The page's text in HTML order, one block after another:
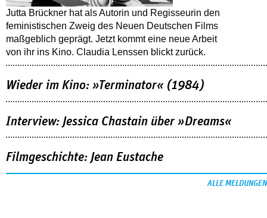
Jutta Brückner hat als Autorin und Regisseurin den
feministischen Zweig des Neuen Deutschen Films
maßgeblich geprägt. Jetzt kommt eine neue Arbeit
von ihr ins Kino. Claudia Lenssen blickt zurück.
Wieder im Kino: »Terminator« (1984)
Interview: Jessica Chastain über »Dreams«
Filmgeschichte: Jean Eustache
ALLE MELDUNGEN